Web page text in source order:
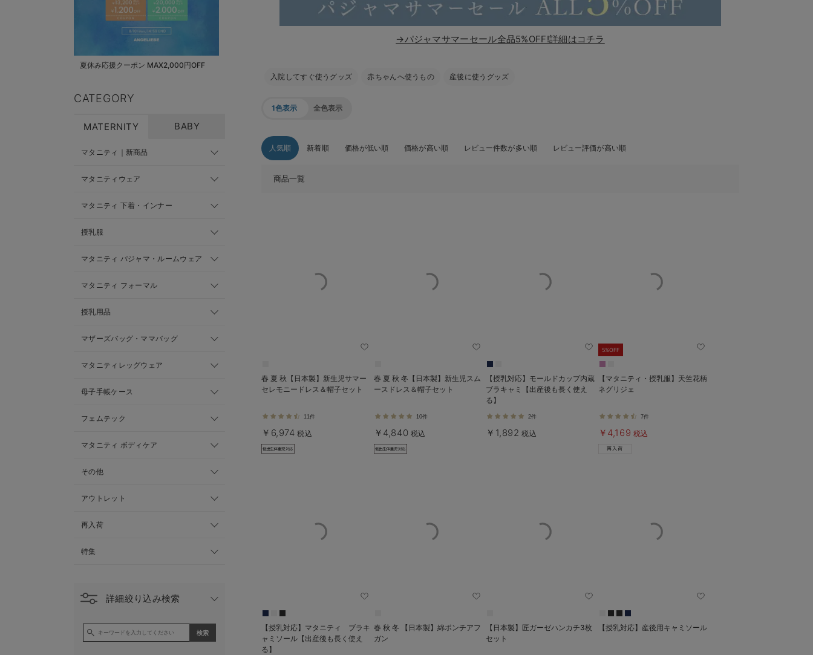
夏休み応援クーポン MAX2,000円OFF
CATEGORY
MATERNITY BABY
マタニティ｜新商品
マタニティウェア
マタニティ 下着・インナー
授乳服
マタニティ パジャマ・ルームウェア
マタニティ フォーマル
授乳用品
マザーズバッグ・ママバッグ
マタニティレッグウェア
母子手帳ケース
フェムテック
マタニティ ボディケア
その他
アウトレット
再入荷
特集
詳細絞り込み検索
→パジャマサマーセール全品5%OFF!詳細はコチラ
入院してすぐ使うグッズ 赤ちゃんへ使うもの 産後に使うグッズ
1色表示 全色表示
人気順 新着順 価格が低い順 価格が高い順 レビュー件数が多い順 レビュー評価が高い順
商品一覧
春 夏 秋【日本製】新生児サマー
セレモニードレス＆帽子セット
11件
￥6,974 税込
春 夏 秋 冬【日本製】新生児スム
ースドレス＆帽子セット
10件
￥4,840 税込
【授乳対応】モールドカップ内蔵
ブラキャミ【出産後も長く使え
る】
2件
￥1,892 税込
5%OFF
【マタニティ・授乳服】天竺花柄
ネグリジェ
7件
￥4,169 税込
【授乳対応】マタニティ ブラキ
ャミソール【出産後も長く使え
る】
春 秋 冬 【日本製】綿ポンチアフ
ガン
【日本製】匠ガーゼハンカチ3枚
セット
【授乳対応】産後用キャミソール